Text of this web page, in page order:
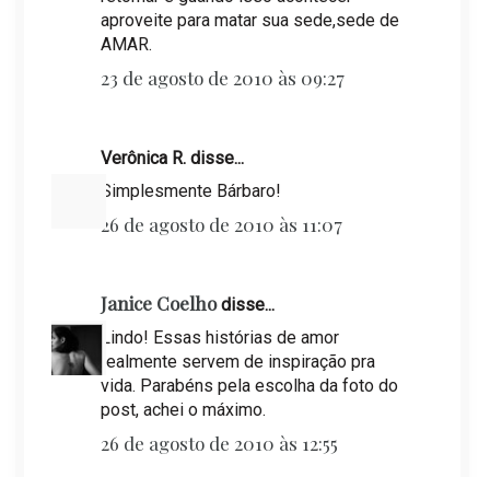
aproveite para matar sua sede,sede de
AMAR.
23 de agosto de 2010 às 09:27
Verônica R. disse...
Simplesmente Bárbaro!
26 de agosto de 2010 às 11:07
Janice Coelhodisse...
Lindo! Essas histórias de amor
realmente servem de inspiração pra
vida. Parabéns pela escolha da foto do
post, achei o máximo.
26 de agosto de 2010 às 12:55